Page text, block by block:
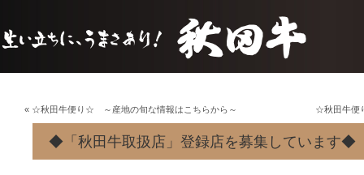
« ☆秋田牛便り☆ ～産地の旬な情報はこちらから～ ☆秋田牛便
◆「秋田牛取扱店」登録店を募集しています◆